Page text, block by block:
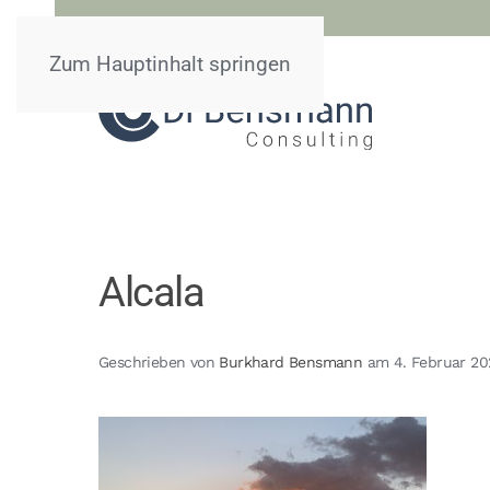
Zum Hauptinhalt springen
Alcala
Geschrieben von Burkhard Bensmann am 4. Februar